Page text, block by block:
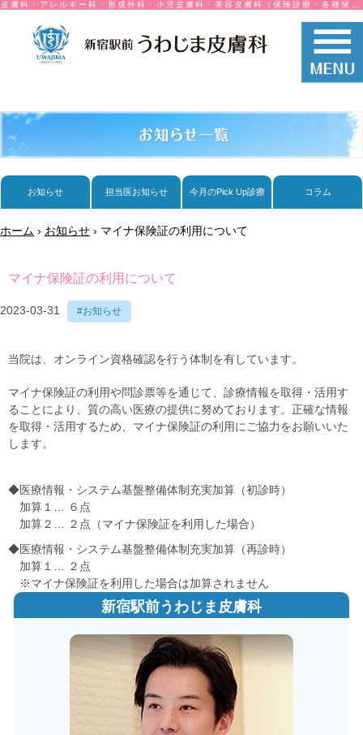
お知らせ 担当医お知らせ 今月のPick Up診療 コラム
ホーム › お知らせ › マイナ保険証の利用について
マイナ保険証の利用について
2023-03-31 #お知らせ
当院は、オンライン資格確認を行う体制を有しています。
マイナ保険証の利用や問診票等を通じて、診療情報を取得・活用す
ることにより、質の高い医療の提供に努めております。正確な情報
を取得・活用するため、マイナ保険証の利用にご協力をお願いいた
します。
◆医療情報・システム基盤整備体制充実加算（初診時）
加算１… ６点
加算２… ２点（マイナ保険証を利用した場合）
◆医療情報・システム基盤整備体制充実加算（再診時）
加算１… ２点
※マイナ保険証を利用した場合は加算されません
新宿駅前うわじま皮膚科